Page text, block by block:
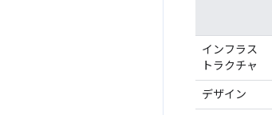
インフラス
トラクチャ
デザイン